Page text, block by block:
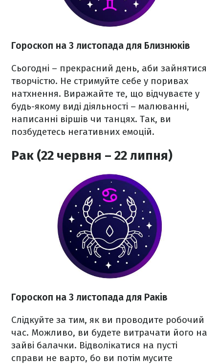
Гороскоп на 3 листопада для Близнюків
Сьогодні – прекрасний день, аби зайнятися
творчістю. Не стримуйте себе у поривах
натхнення. Виражайте те, що відчуваєте у
будь-якому виді діяльності – малюванні,
написанні віршів чи танцях. Так, ви
позбудетесь негативних емоцій.
Рак (22 червня – 22 липня)
Гороскоп на 3 листопада для Раків
Слідкуйте за тим, як ви проводите робочий
час. Можливо, ви будете витрачати його на
зайві балачки. Відволікатися на пусті
справи не варто, бо ви потім мусите